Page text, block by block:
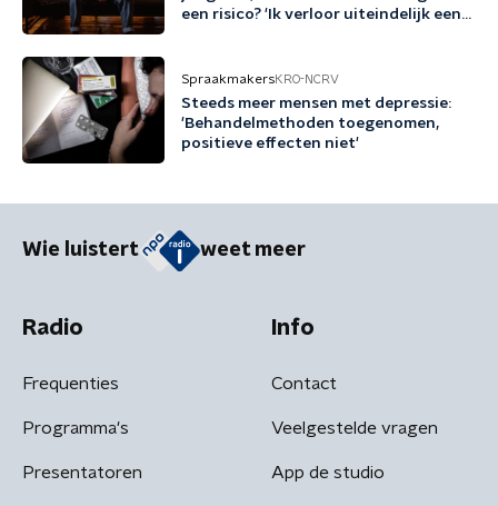
een risico? 'Ik verloor uiteindelijk een
SpraakmakersKRO-NCRV
Steeds meer mensen met depressie:
'Behandelmethoden toegenomen,
positieve effecten niet'
Wie luistert weet meer
Radio
Frequenties
Programma's
Presentatoren
Info
Contact
Veelgestelde vragen
App de studio